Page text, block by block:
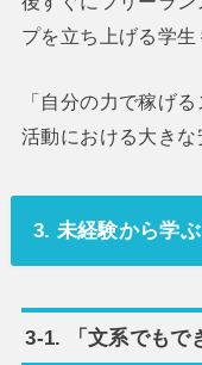
プを立ち上げる学生
「自分の力で稼げ
活動における大きな
3. 未経験から学
3-1. 「文系でもで